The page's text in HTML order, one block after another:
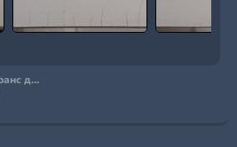
Студия кухни *Дефанс декор*